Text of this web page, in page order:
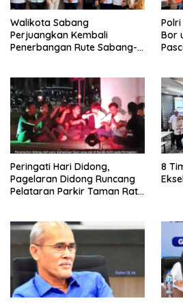
Walikota Sabang
Perjuangkan Kembali
Penerbangan Rute Sabang-
Bor
Peringati Hari Didong,
Pagelaran Didong Runcang
Pelataran Parkir Taman Ratu
8